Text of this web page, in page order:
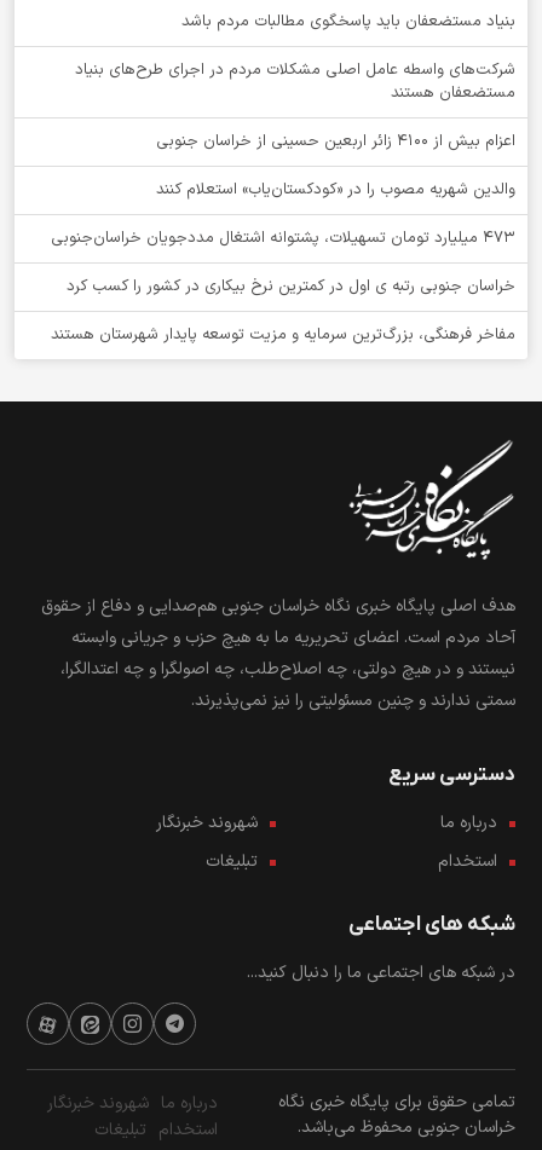
بنیاد مستضعفان باید پاسخگوی مطالبات مردم باشد
شرکت‌های واسطه عامل اصلی مشکلات مردم در اجرای طرح‌های بنیاد
مستضعفان هستند
اعزام بیش از 4100 زائر اربعین حسینی از خراسان جنوبی
والدین شهریه مصوب را در «کودکستان‌یاب» استعلام کنند
۴۷۳ میلیارد تومان تسهیلات، پشتوانه اشتغال مددجویان خراسان‌جنوبی
خراسان جنوبی رتبه ی اول در کمترین نرخ بیکاری در کشور را کسب کرد
مفاخر فرهنگی، بزرگ‌ترین سرمایه و مزیت توسعه پایدار شهرستان هستند
هدف اصلی پایگاه خبری نگاه خراسان جنوبی هم‌صدایی و دفاع از حقوق
آحاد مردم است. اعضای تحریریه ما به هیچ حزب و جریانی وابسته
نیستند و در هیچ دولتی، چه اصلاح‌طلب، چه اصولگرا و چه اعتدالگرا،
سمتی ندارند و چنین مسئولیتی را نیز نمی‌پذیرند.
دسترسی سریع
درباره ما
شهروند خبرنگار
استخدام
تبلیغات
شبکه های اجتماعی
در شبکه های اجتماعی ما را دنبال کنید...
تمامی حقوق برای پایگاه خبری نگاه
خراسان جنوبی محفوظ می‌باشد.
درباره ما شهروند خبرنگار
استخدام تبلیغات